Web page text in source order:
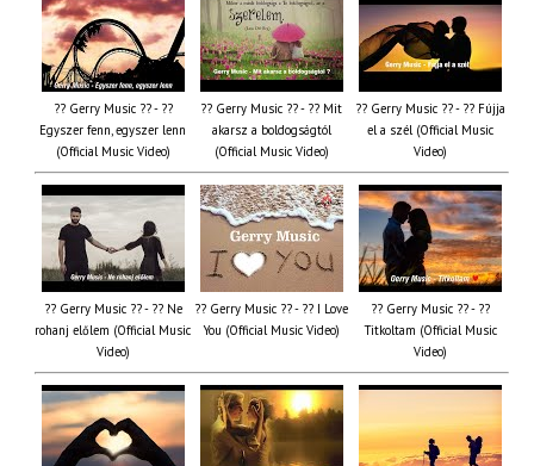
?? Gerry Music ?? - ??
Egyszer fenn, egyszer lenn
(Official Music Video)
?? Gerry Music ?? - ?? Mit
akarsz a boldogságtól
(Official Music Video)
?? Gerry Music ?? - ?? Fújja
el a szél (Official Music
Video)
?? Gerry Music ?? - ?? Ne
rohanj előlem (Official Music
Video)
?? Gerry Music ?? - ?? I Love
You (Official Music Video)
?? Gerry Music ?? - ??
Titkoltam (Official Music
Video)